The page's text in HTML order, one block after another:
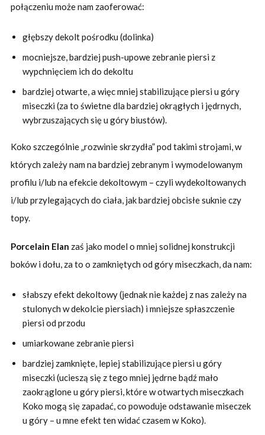
połączeniu może nam zaoferować:
głębszy dekolt pośrodku (dolinka)
mocniejsze, bardziej push-upowe zebranie piersi z
wypchnięciem ich do dekoltu
bardziej otwarte, a więc mniej stabilizujące piersi u góry
miseczki (za to świetne dla bardziej okrągłych i jędrnych,
wybrzuszających się u góry biustów).
Koko szczególnie „rozwinie skrzydła” pod takimi strojami, w
których zależy nam na bardziej zebranym i wymodelowanym
profilu i/lub na efekcie dekoltowym – czyli wydekoltowanych
i/lub przylegających do ciała, jak bardziej obcisłe suknie czy
topy.
Porcelain Elan zaś jako model o mniej solidnej konstrukcji
boków i dołu, za to o zamkniętych od góry miseczkach, da nam:
słabszy efekt dekoltowy (jednak nie każdej z nas zależy na
stulonych w dekolcie piersiach) i mniejsze spłaszczenie
piersi od przodu
umiarkowane zebranie piersi
bardziej zamknięte, lepiej stabilizujące piersi u góry
miseczki (ucieszą się z tego mniej jędrne bądź mało
zaokrąglone u góry piersi, które w otwartych miseczkach
Koko mogą się zapadać, co powoduje odstawanie miseczek
u góry – u mne efekt ten widać czasem w Koko).